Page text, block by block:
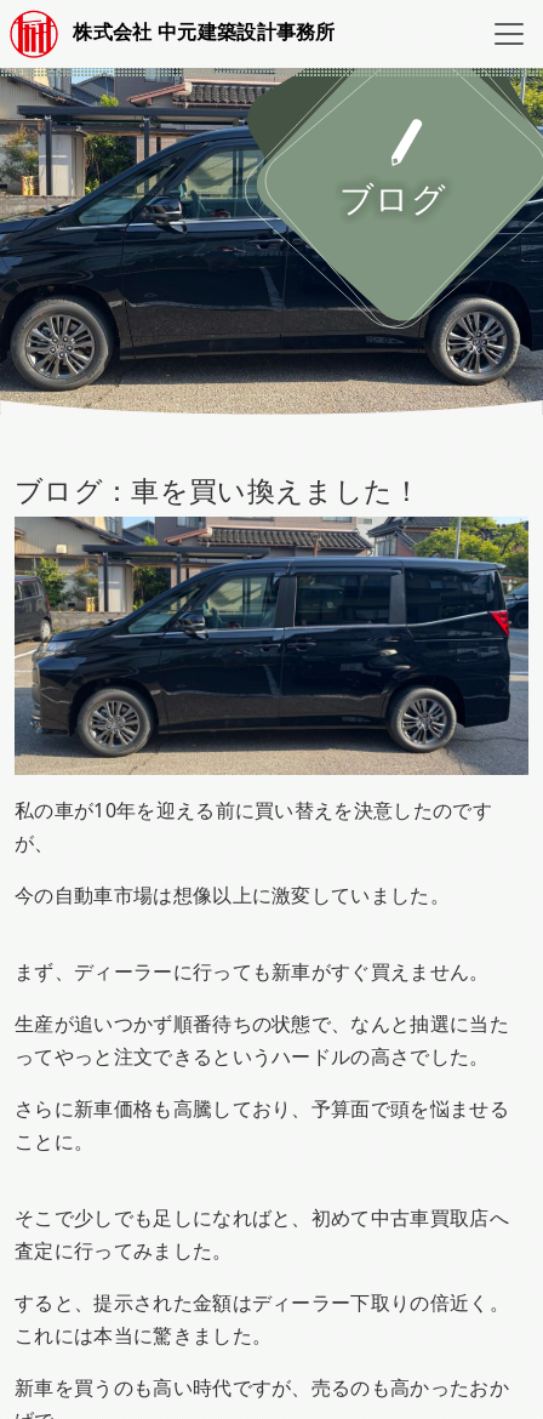
株式会社 中元建築設計事務所
ブログ
ブログ：車を買い換えました！
私の車が10年を迎える前に買い替えを決意したのです
が、
今の自動車市場は想像以上に激変していました。
まず、ディーラーに行っても新車がすぐ買えません。
生産が追いつかず順番待ちの状態で、なんと抽選に当た
ってやっと注文できるというハードルの高さでした。
さらに新車価格も高騰しており、予算面で頭を悩ませる
ことに。
そこで少しでも足しになればと、初めて中古車買取店へ
査定に行ってみました。
すると、提示された金額はディーラー下取りの倍近く。
これには本当に驚きました。
新車を買うのも高い時代ですが、売るのも高かったおか